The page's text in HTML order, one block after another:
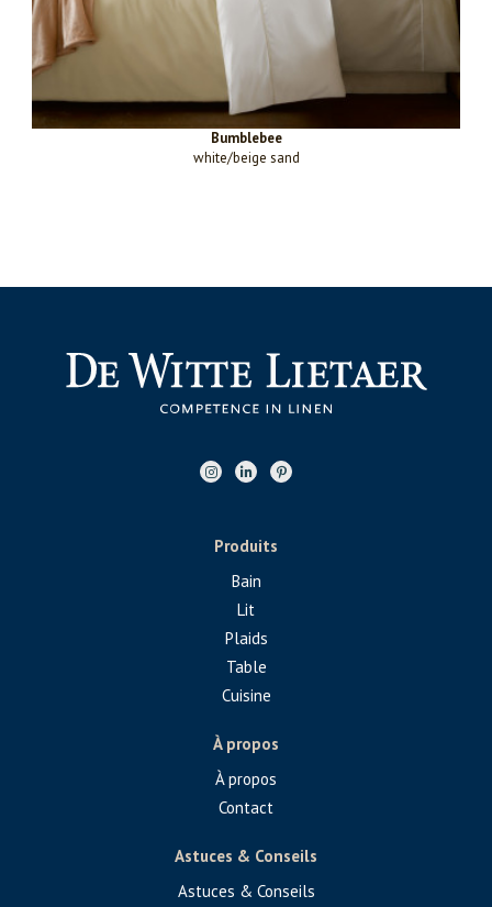
Bumblebee
white/beige sand
Produits
Bain
Lit
Plaids
Table
Cuisine
À propos
À propos
Contact
Astuces & Conseils
Astuces & Conseils